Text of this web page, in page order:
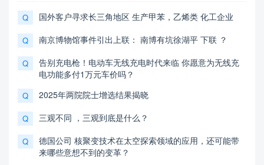
Q 国外客户寻求长三角地区 生产甲苯，乙烯类 化工企业
Q 南京博物馆事件引出上联： 南博有坑徐湖平 下联 ？
Q
告别充电枪！电动车无线充电时代来临 你愿意为无线充
电功能多付1万元车价吗？
Q 2025年两院院士增选结果揭晓
Q 三观不同 ，三观到底是什么？
Q
德国公司 核聚变技术在太空探索领域的应用，还可能带
来哪些意想不到的变革？